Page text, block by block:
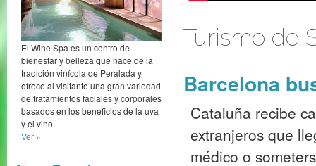
El Wine Spa es un centro de
bienestar y belleza que nace de la
tradición vinícola de Peralada y
ofrece al visitante una gran variedad
de tratamientos faciales y corporales
basados en los beneficios de la uva
y el vino.
Ver »
Turismo de
Barcelona
Cataluña recibe
extranjeros que
médico o